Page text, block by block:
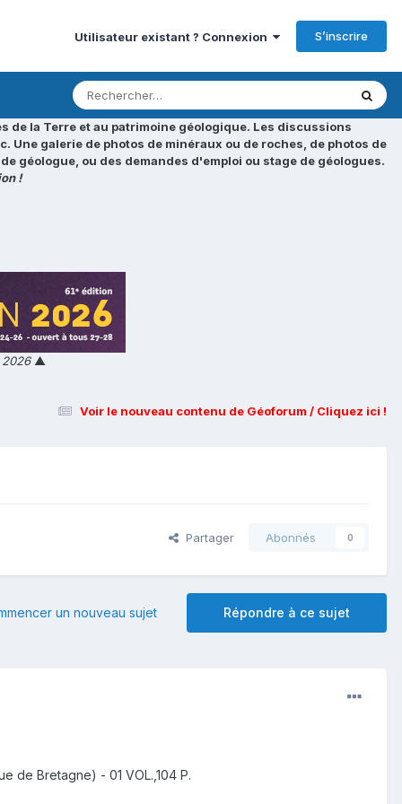
Utilisateur existant ? Connexion S’inscrire
de la Terre et au patrimoine géologique. Les discussions
galerie de photos de minéraux ou de roches, de photos de
géologue, ou des demandes d'emploi ou stage de géologues.
!
▲
Voir le nouveau contenu de Géoforum / Cliquez ici !
Partager Abonnés 0
Répondre à ce sujet
un nouveau sujet
de Bretagne) - 01 VOL.,104 P.